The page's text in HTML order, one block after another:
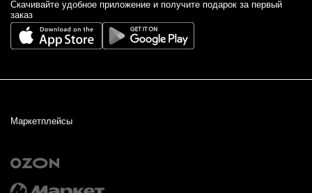
Cкачивайте удобное приложение и получите подарок за первый
заказ
Маркетплейсы